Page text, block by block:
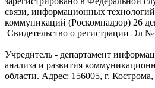
связи, информационных
коммуникаций (Роскомнадзор) 26
Свидетельство о регистрации Эл
Учредитель - департамент
анализа и развития
области. Адрес: 156005, г.